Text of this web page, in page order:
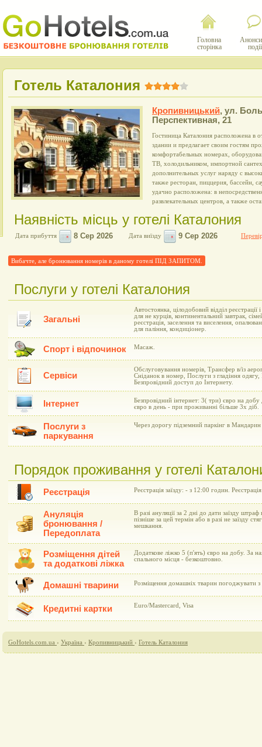
Головна
сторінка
події
Готель Каталония
Кропивницький, ул.
Перспективная, 21
Гостиница Каталония расположена в
здании и предлагает своим гостям
комфортабельных номерах,
ТВ, холодильником, импортной
дополнительных услуг наряду с
также ресторан, пиццерия, бассейн,
удачно расположена: в
развлекательных центров, а также
Наявність місць у готелі Каталония
Дата прибуття Дата виїзду
Вибачте, але бронювання номерів в даному готелі ПІД ЗАПИТОМ.
Послуги у готелі Каталония
Загальні
Автостоянка, цілодобовий відділ
для не курців, континентальний завтрак,
реєстрація, заселення та виселення,
для паління, кондиціонер.
Спорт і відпочинок Масаж.
Сервіси
Обслуговування номерів, Трансфер в/із
Сніданок в номер, Послуги з гладіння
Безпровідний доступ до Інтернету.
Інтернет
Безпровідний інтернет: 3( три) євро на
євро в день - при проживанні більше 3х діб.
Послуги з
паркування
Через дорогу підземний паркінг в
Порядок проживання у готелі
Реєстрація Реєстрація заїзду: - з 12:00 годин.
Ануляція
бронювання /
Передоплата
В разі ануляції за 2 дні до дати заїзду штраф
пізніше за цей термін або в разі не заїзду
мешкання.
Розміщення дітей
та додаткові ліжка
Додаткове ліжко 5 (п'ять) євро на добу. За
спального місця - безкоштовно.
Домашні тварини Розміщення домашніх тварин погоджувати з
Кредитні картки Euro/Mastercard, Visa
GoHotels.com.ua › Україна › Кропивницький › Готель Каталония